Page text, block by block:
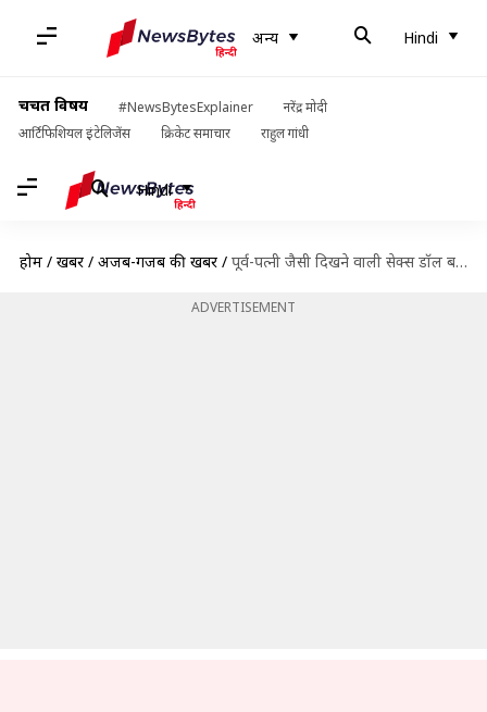
अन्य Hindi
चर्चित विषय #NewsBytesExplainer
नरेंद्र मोदी
आर्टिफिशियल इंटेलिजेंस
क्रिकेट समाचार राहुल गांधी
Hindi
होम / खबरें / अजब-गजब की खबरें / पूर्व-पत्नी जैसी दिखने वाली सेक्स डॉल बनवाना चाहता है व्यक्ति, कोई भी कीमत देने को तैयार
ADVERTISEMENT